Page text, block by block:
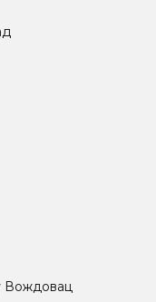
Вождовац